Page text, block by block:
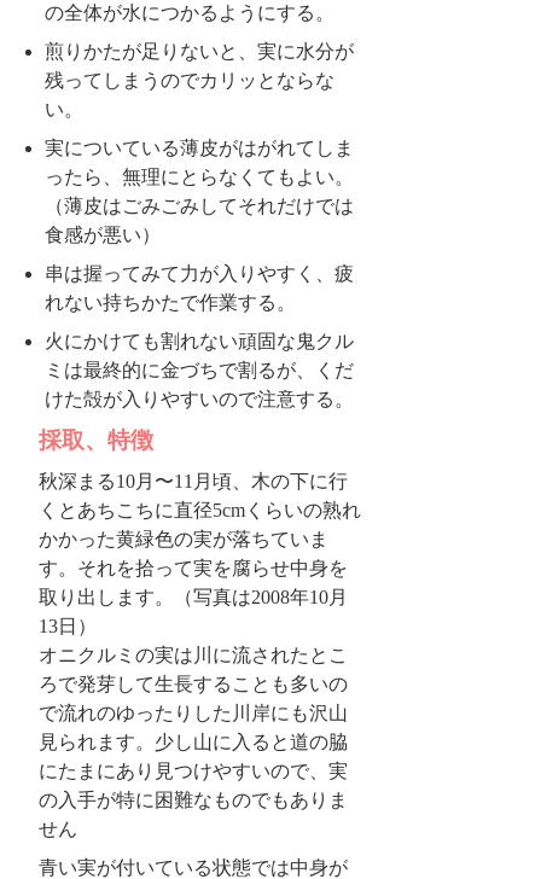
の全体が水につかるようにする。
煎りかたが足りないと、実に水分が
残ってしまうのでカリッとならな
い。
実についている薄皮がはがれてしま
ったら、無理にとらなくてもよい。
（薄皮はごみごみしてそれだけでは
食感が悪い）
串は握ってみて力が入りやすく、疲
れない持ちかたで作業する。
火にかけても割れない頑固な鬼クル
ミは最終的に金づちで割るが、くだ
けた殻が入りやすいので注意する。
採取、特徴
秋深まる10月〜11月頃、木の下に行
くとあちこちに直径5cmくらいの熟れ
かかった黄緑色の実が落ちていま
す。それを拾って実を腐らせ中身を
取り出します。（写真は2008年10月
13日）
オニクルミの実は川に流されたとこ
ろで発芽して生長することも多いの
で流れのゆったりした川岸にも沢山
見られます。少し山に入ると道の脇
にたまにあり見つけやすいので、実
の入手が特に困難なものでもありま
せん
青い実が付いている状態では中身が